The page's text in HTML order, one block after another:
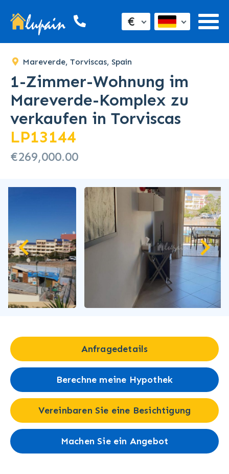
€
Mareverde, Torviscas, Spain
1-Zimmer-Wohnung im
Mareverde-Komplex zu
verkaufen in Torviscas
LP13144
€269,000.00
SOLD
Anfragedetails
Berechne meine Hypothek
Vereinbaren Sie eine Besichtigung
Machen Sie ein Angebot